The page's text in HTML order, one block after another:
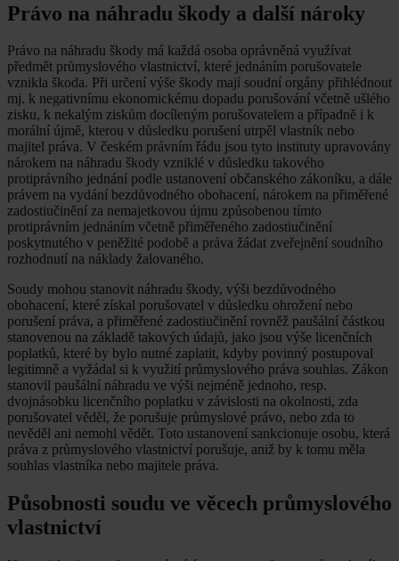
Právo na náhradu škody a další nároky
Právo na náhradu škody má každá osoba oprávněná využívat
předmět průmyslového vlastnictví, které jednáním porušovatele
vznikla škoda. Při určení výše škody mají soudní orgány přihlédnout
mj. k negativnímu ekonomickému dopadu porušování včetně ušlého
zisku, k nekalým ziskům docíleným porušovatelem a případně i k
morální újmě, kterou v důsledku porušení utrpěl vlastník nebo
majitel práva. V českém právním řádu jsou tyto instituty upravovány
nárokem na náhradu škody vzniklé v důsledku takového
protiprávního jednání podle ustanovení občanského zákoníku, a dále
právem na vydání bezdůvodného obohacení, nárokem na přiměřené
zadostiučinění za nemajetkovou újmu způsobenou tímto
protiprávním jednáním včetně přiměřeného zadostiučinění
poskytnutého v peněžité podobě a práva žádat zveřejnění soudního
rozhodnutí na náklady žalovaného.
Soudy mohou stanovit náhradu škody, výši bezdůvodného
obohacení, které získal porušovatel v důsledku ohrožení nebo
porušení práva, a přiměřené zadostiučinění rovněž paušální částkou
stanovenou na základě takových údajů, jako jsou výše licenčních
poplatků, které by bylo nutné zaplatit, kdyby povinný postupoval
legitimně a vyžádal si k využití průmyslového práva souhlas. Zákon
stanovil paušální náhradu ve výši nejméně jednoho, resp.
dvojnásobku licenčního poplatku v závislosti na okolnosti, zda
porušovatel věděl, že porušuje průmyslové právo, nebo zda to
nevěděl ani nemohl vědět. Toto ustanovení sankcionuje osobu, která
práva z průmyslového vlastnictví porušuje, aniž by k tomu měla
souhlas vlastníka nebo majitele práva.
Působnosti soudu ve věcech průmyslového
vlastnictví